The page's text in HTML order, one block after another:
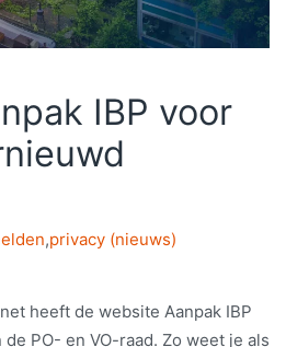
IBP voor
,privacy (nieuws)
heeft de website Aanpak IBP
PO- en VO-raad. Zo weet je als